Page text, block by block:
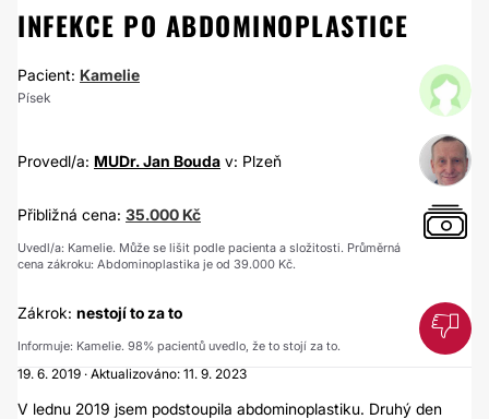
INFEKCE PO ABDOMINOPLASTICE
Pacient: Kamelie
Písek
Provedl/a: MUDr. Jan Bouda v: Plzeň
Přibližná cena: 35.000 Kč
Uvedl/a: Kamelie. Může se lišit podle pacienta a složitosti. Průměrná
cena zákroku: Abdominoplastika je od 39.000 Kč.
Zákrok: nestojí to za to
Informuje: Kamelie. 98% pacientů uvedlo, že to stojí za to.
19. 6. 2019 · Aktualizováno: 11. 9. 2023
V lednu 2019 jsem podstoupila abdominoplastiku. Druhý den